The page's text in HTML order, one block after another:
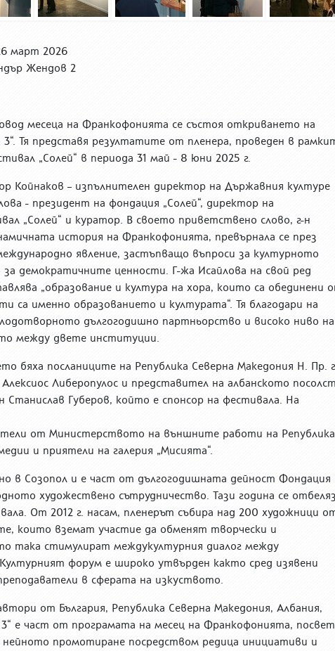
март 2026
Жендов 2
месеца на Франкофонията се състоя откриването на
Тя представя резултатите от пленера, проведен в
„Солей“ в периода 31 май - 8 юни 2025 г.
Койнаков – изпълнителен директор на Държавния културе
- президент на фондация „Солей“, директор на
„Солей“ и куратор. В своето приветствено слово, г-н
история на Франкофонията, превърнала се през
явление, застъпващо въпроси за културното
демократичните ценности. Г-жа Исайлова на свой ред
„образование и култура на хора, които са обединени
са именно образованието и културата“. Тя благодари на
дългогодишно партньорство и високо ниво на
между двете институции.
бяха посланиците на Република Северна Македония Н. Пр.
Либеропулос и представител на албанското
Губеров, който е спонсор на фестивала. На
от Министерството на външните работи на Република
и приятели на галерия „Мисията“.
в Созопол и е част от дългогодишната дейност Фондация
художествено сътрудничество. Тази година се
От 2012 г. насам, пленерът събира над 200 художници
които вземат участие да обменят творчески и
така стимулират междукултурния диалог между
форум е широко утвърден както сред изявени
в сферата на изкуството.
от България, Република Северна Македония, Албания,
3“ е част от програмата на месец на Франкофонията,
промотиране посредством редица инициативи и